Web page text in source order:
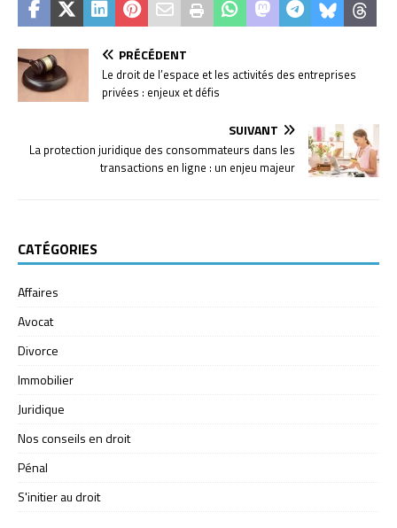
PRÉCÉDENT
Le droit de l’espace et les activités des entreprises
privées : enjeux et défis
SUIVANT
La protection juridique des consommateurs dans les
transactions en ligne : un enjeu majeur
CATÉGORIES
Affaires
Avocat
Divorce
Immobilier
Juridique
Nos conseils en droit
Pénal
S'initier au droit